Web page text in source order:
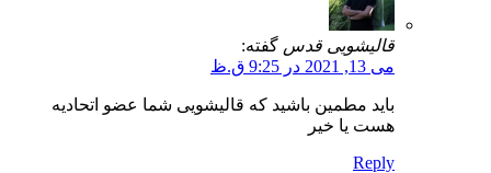
قالیشویی قدس گفته:
می 13, 2021 در 9:25 ق.ظ
باید مطمین باشید که قالیشویی شما عضو اتحادیه
هست یا خیر
Reply